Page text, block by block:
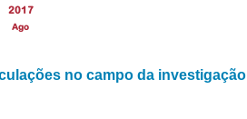
2017
Ago
no campo da investigação